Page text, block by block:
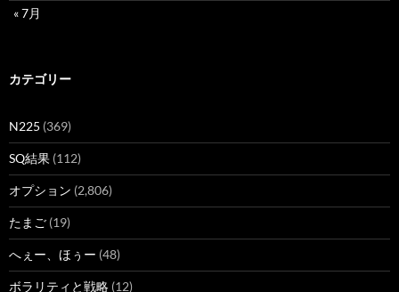
« 7月
カテゴリー
N225 (369)
SQ結果 (112)
オプション (2,806)
たまご (19)
へぇー、ほぅー (48)
ボラリティと戦略 (12)